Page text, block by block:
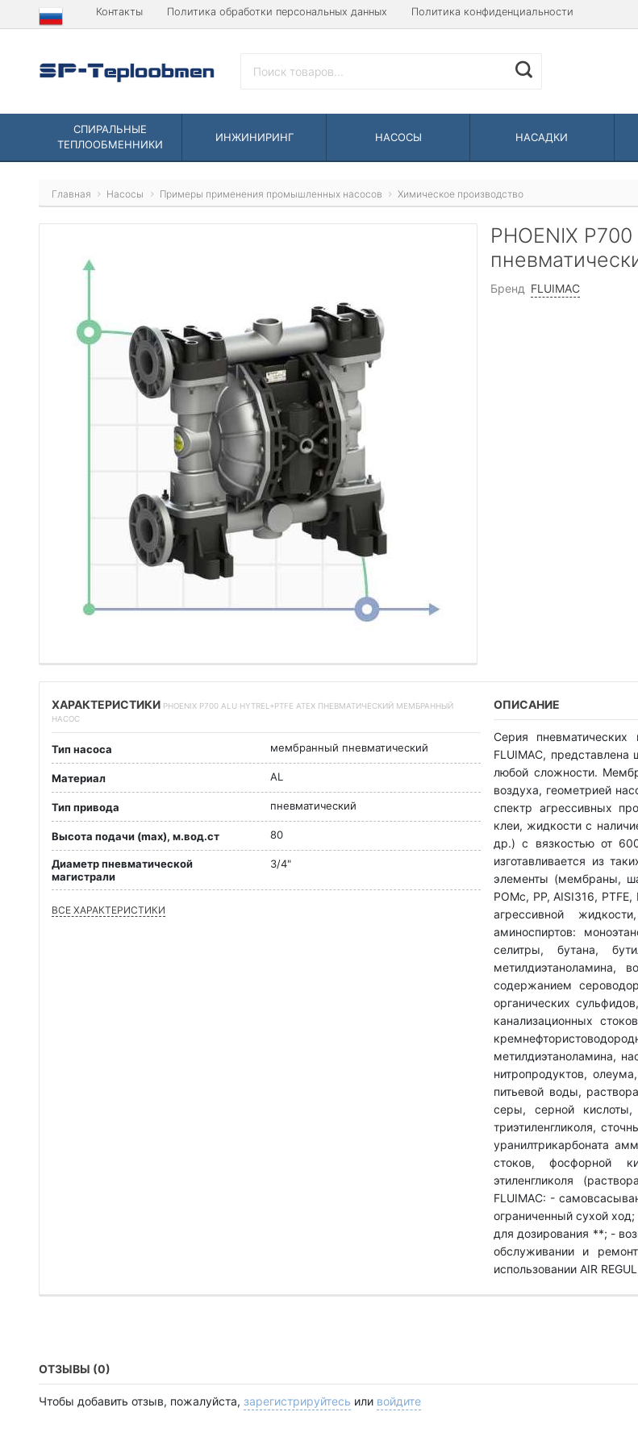
Контакты Политика обработки персональных данных Политика конфиденциальности
СПИРАЛЬНЫЕ
ТЕПЛООБМЕННИКИ
ИНЖИНИРИНГ НАСОСЫ НАСАДКИ
Главная Насосы Примеры применения промышленных насосов Химическое производство
PHOENIX
Бренд FLUIMAC
ХАРАКТЕРИСТИКИ PHOENIX P700 ALU HYTREL+PTFE ATEX ПНЕВМАТИЧЕСКИЙ МЕМБРАННЫЙ
НАСОС
Тип насоса мембранный пневматический
Материал AL
Тип привода пневматический
Высота подачи (max), м.вод.ст 80
Диаметр пневматической
магистрали
3/4"
ВСЕ ХАРАКТЕРИСТИКИ
ОПИСАНИЕ
Серия пневматических
FLUIMAC,
любой сложности.
воздуха, геометрией
спектр агрессивных
клеи, жидкости с
др.) с вязкостью от
изготавливается из
элементы (мембраны,
POMc, PP, AISI316,
агрессивной
аминоспиртов:
селитры, бутана,
метилдиэтаноламина,
содержанием
органических
канализационных
метилдиэтаноламина,
нитропродуктов,
питьевой воды,
серы, серной кислоты,
триэтиленгликоля,
уранилтрикарбоната
стоков, фосфорной
этиленгликоля
FLUIMAC: -
ограниченный сухой
для дозирования **; -
обслуживании и
использовании AIR
ОТЗЫВЫ (0)
Чтобы добавить отзыв, пожалуйста, зарегистрируйтесь или войдите